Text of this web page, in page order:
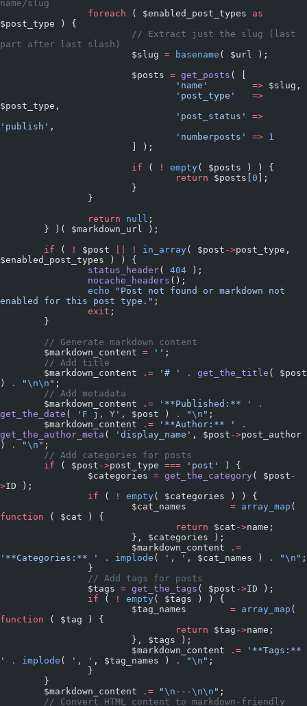
name/slug
		foreach
( $enabled_post_types as
$post_type ) {
part after last slash)
			$slug
= basename ( $url );
			$posts
= get_posts ( [
				'name'
        =>
$slug,
				'post_type'
   =>
$post_type,
				'post_status'
=>
'publish' ,
				'numberposts'
=> 1
			] );
			if
( ! empty( $posts ) ) {
				return
$posts[ 0 ];
			}
		}
		return
null ;
	} )( $markdown_url );
	if
( ! $post ! in_array( $post ->post_type,
$enabled_post_types ) ) {
		status_header
( 404 );
		nocache_headers
();
		echo
"Post not found or markdown not
enabled for this post type." ;
		exit
;
	}
	// Generate markdown content
	$markdown_content
= '' ;
	// Add title
	$markdown_content
.= '# ' . get_the_title ( $post
)
. "\n\n " ;
	// Add metadata
	$markdown_content
.= '**Published:** '
.
get_the_date ( 'F j, Y' , $post ) . "\n " ;
	$markdown_content
.= '**Author:** '
.
get_the_author_meta ( 'display_name' , $post ->post_author
)
. "\n " ;
	// Add categories for posts
	if
( $post ->post_type === 'post'
) {
		$categories
= get_the_category( $post -
>ID );
		if
( ! empty( $categories ) ) {
			$cat_names
= array_map
function ( $cat ) {
				return
$cat ->name;
			}, $categories );
			$markdown_content
.=
'**Categories:** '
. implode ( ', ' , $cat_names ) . "\n " ;
		}
		// Add tags for posts
		$tags
= get_the_tags ( $post ->ID );
		if
( ! empty( $tags ) ) {
			$tag_names
= array_map
function ( $tag ) {
				return
$tag ->name;
			}, $tags );
			$markdown_content
.= '**Tags:**
'
. implode ( ', ' , $tag_names ) . "\n " ;
		}
	}
	$markdown_content
.= "\n ---\n\n " ;